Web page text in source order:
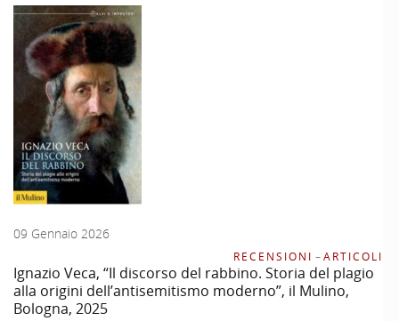
09 Gennaio 2026
RECENSIONI –ARTICOLI
Ignazio Veca, “Il discorso del rabbino. Storia del plagio
alla origini dell’antisemitismo moderno”, il Mulino,
Bologna, 2025